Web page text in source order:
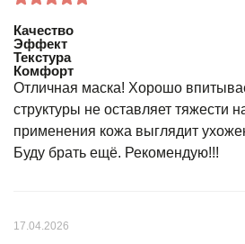
Качество
Эффект
Текстура
Комфорт
Отличная маска! Хорошо
структуры не оставляет тяжести
применения кожа выглядит
Буду брать ещё. Рекомендую!!!
17.04.2026